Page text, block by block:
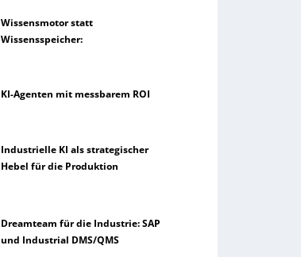
Wissensmotor statt
Wissensspeicher:
KI-Agenten mit messbarem ROI
Industrielle KI als strategischer
Hebel für die Produktion
Dreamteam für die Industrie: SAP
und Industrial DMS/QMS